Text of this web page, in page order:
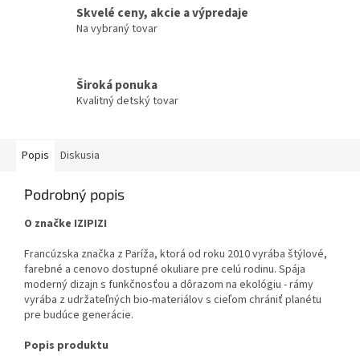
Skvelé ceny, akcie a výpredaje
Na vybraný tovar
Široká ponuka
Kvalitný detský tovar
Popis Diskusia
Podrobný popis
O značke IZIPIZI
Francúzska značka z Paríža, ktorá od roku 2010 vyrába štýlové,
farebné a cenovo dostupné okuliare pre celú rodinu. Spája
moderný dizajn s funkčnosťou a dôrazom na ekológiu - rámy
vyrába z udržateľných bio-materiálov s cieľom chrániť planétu
pre budúce generácie.
Popis produktu